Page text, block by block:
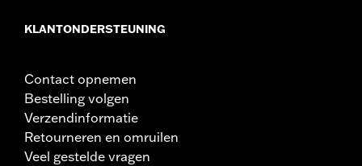
KLANTONDERSTEUNING
Contact opnemen
Bestelling volgen
Verzendinformatie
Retourneren en omruilen
Veel gestelde vragen